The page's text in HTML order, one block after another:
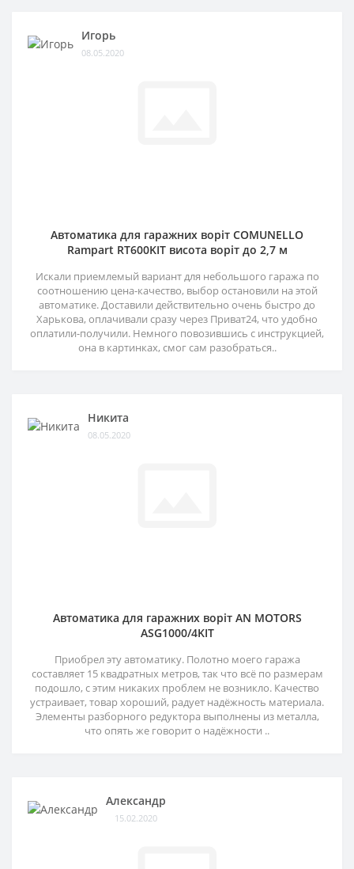
Игорь
08.05.2020
Автоматика для гаражних воріт COMUNELLO
Rampart RT600KIT висота воріт до 2,7 м
Искали приемлемый вариант для небольшого гаража по
соотношению цена-качество, выбор остановили на этой
автоматике. Доставили действительно очень быстро до
Харькова, оплачивали сразу через Приват24, что удобно
оплатили-получили. Немного повозившись с инструкцией,
она в картинках, смог сам разобраться..
Никита
08.05.2020
Автоматика для гаражних воріт AN MOTORS
ASG1000/4KIT
Приобрел эту автоматику. Полотно моего гаража
составляет 15 квадратных метров, так что всё по размерам
подошло, с этим никаких проблем не возникло. Качество
устраивает, товар хороший, радует надёжность материала.
Элементы разборного редуктора выполнены из металла,
что опять же говорит о надёжности ..
Александр
15.02.2020